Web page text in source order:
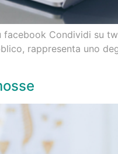
Condividi su
rappresenta uno